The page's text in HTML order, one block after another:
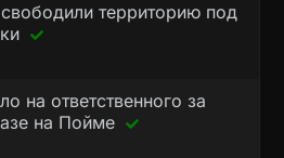
территорию под
на ответственного за
на Пойме